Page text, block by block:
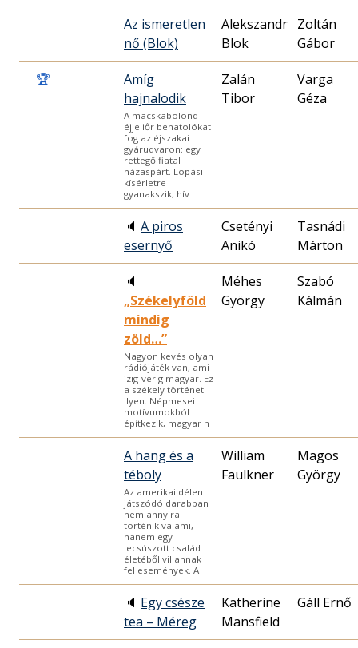
Az ismeretlen
nő (Blok)
Alekszandr
Blok
Zoltán
Gábor
🏆
Amíg
hajnalodik
A macskabolond
éjjeliőr behatolókat
fog az éjszakai
gyárudvaron: egy
rettegő fiatal
házaspárt. Lopási
kísérletre
gyanakszik, hív
Zalán
Tibor
Varga
Géza
🔈 A piros
esernyő
Csetényi
Anikó
Tasnádi
Márton
🔈
„Székelyföld
mindig
zöld…”
Nagyon kevés olyan
rádiójáték van, ami
ízig-vérig magyar. Ez
a székely történet
ilyen. Népmesei
motívumokból
építkezik, magyar n
Méhes
György
Szabó
Kálmán
A hang és a
téboly
Az amerikai délen
játszódó darabban
nem annyira
történik valami,
hanem egy
lecsúszott család
életéből villannak
fel események. A
William
Faulkner
Magos
György
🔈 Egy csésze
tea – Méreg
Katherine
Mansfield
Gáll Ernő